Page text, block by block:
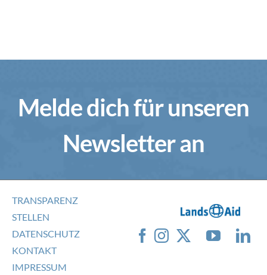
Melde dich für unseren
Newsletter an
TRANSPARENZ
STELLEN
DATENSCHUTZ
KONTAKT
IMPRESSUM